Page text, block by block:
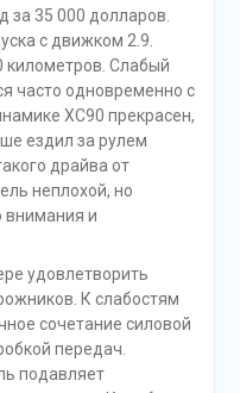
за 35 000 долларов.
с движком 2.9.
Слабый
часто одновременно с
ХС90 прекрасен,
ездил за рулем
драйва от
неплохой, но
внимания и
удовлетворить
К слабостям
сочетание силовой
передач.
подавляет